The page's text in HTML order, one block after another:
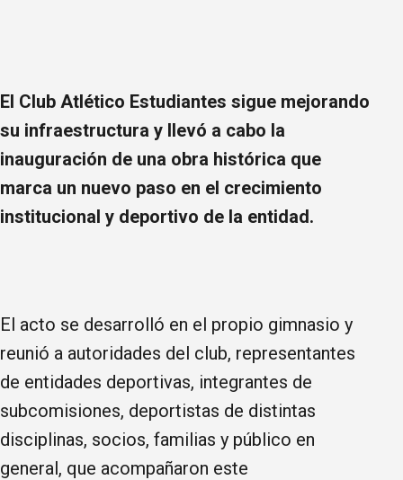
El Club Atlético Estudiantes sigue mejorando
su infraestructura y llevó a cabo la
inauguración de una obra histórica que
marca un nuevo paso en el crecimiento
institucional y deportivo de la entidad.
El acto se desarrolló en el propio gimnasio y
reunió a autoridades del club, representantes
de entidades deportivas, integrantes de
subcomisiones, deportistas de distintas
disciplinas, socios, familias y público en
general, que acompañaron este